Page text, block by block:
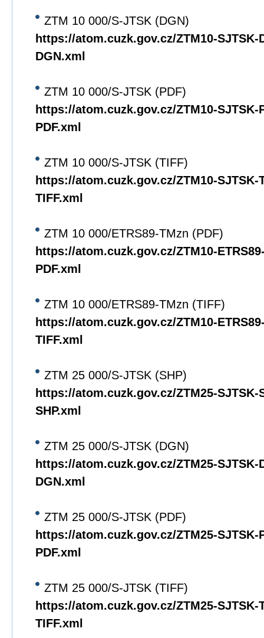
ZTM 10 000/S-JTSK (DGN)
https://atom.cuzk.gov.cz/ZTM10-SJTSK-
DGN.xml
ZTM 10 000/S-JTSK (PDF)
https://atom.cuzk.gov.cz/ZTM10-SJTSK-
PDF.xml
ZTM 10 000/S-JTSK (TIFF)
https://atom.cuzk.gov.cz/ZTM10-SJTSK-
TIFF.xml
ZTM 10 000/ETRS89-TMzn (PDF)
https://atom.cuzk.gov.cz/ZTM10-
PDF.xml
ZTM 10 000/ETRS89-TMzn (TIFF)
https://atom.cuzk.gov.cz/ZTM10-
TIFF.xml
ZTM 25 000/S-JTSK (SHP)
https://atom.cuzk.gov.cz/ZTM25-SJTSK-
SHP.xml
ZTM 25 000/S-JTSK (DGN)
https://atom.cuzk.gov.cz/ZTM25-SJTSK-
DGN.xml
ZTM 25 000/S-JTSK (PDF)
https://atom.cuzk.gov.cz/ZTM25-SJTSK-
PDF.xml
ZTM 25 000/S-JTSK (TIFF)
https://atom.cuzk.gov.cz/ZTM25-SJTSK-
TIFF.xml